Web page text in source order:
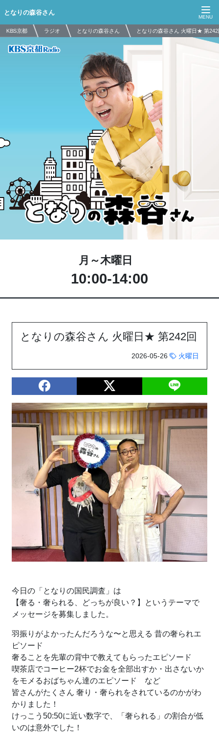
となりの森谷さん
KBS京都 ラジオ となりの森谷さん となりの森谷さん 火曜日★ 第242
月～木曜日
10:00-14:00
となりの森谷さん 火曜日★ 第242回
2026-05-26 火曜日
今日の「となりの国民調査」は
【奢る・奢られる、どっちが良い？】というテーマで
メッセージを募集しました。
羽振りがよかったんだろうな〜と思える 昔の奢られエ
ピソード
奢ることを先輩の背中で教えてもらったエピソード
喫茶店でコーヒー2杯でお金を全部出すか・出さないか
をモメるおばちゃん達のエピソード など
皆さんがたくさん 奢り・奢られをされているのかがわ
かりました！
けっこう50:50に近い数字で、「奢られる」の割合が低
いのは意外でした！